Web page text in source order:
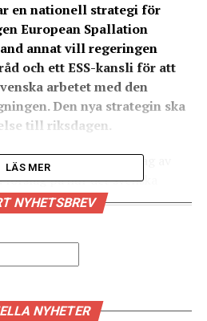
en nationell strategi för
European Spallation
annat vill regeringen
och ett ESS-kansli för att
arbetet med den
Den nya strategin ska
till riksdagen.
på uppdrag av
på hur det svenska
ESS skulle kunna
regeringen en nationell strategi
de förslag som
kräver avancerad
livsvetenskaper. ESS och
LÄS MER
NYHETSBREV
NYHETER